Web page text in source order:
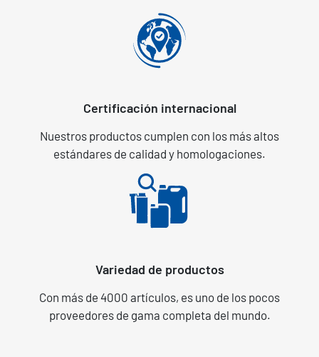
Certificación internacional
Nuestros productos cumplen con los más altos
estándares de calidad y homologaciones.
Variedad de productos
Con más de 4000 artículos, es uno de los pocos
proveedores de gama completa del mundo.